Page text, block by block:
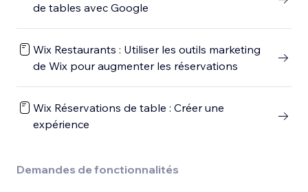
de tables avec Google
Wix Restaurants : Utiliser les outils marketing
de Wix pour augmenter les réservations
Wix Réservations de table : Créer une
expérience
Demandes de fonctionnalités